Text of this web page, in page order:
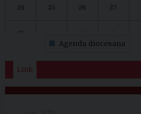
24 25 26 27
31
Agenda diocesana
Link